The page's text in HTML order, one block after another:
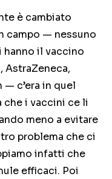
è cambiato
campo — nessuno
il vaccino
AstraZeneca,
— c’era in quel
che i vaccini ce li
meno a evitare
problema che ci
infatti che
efficaci. Poi